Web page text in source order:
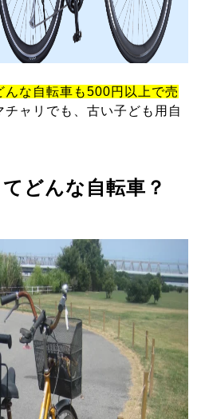
な自転車も500円以上で売
チャリでも、古い子ども用自
どんな自転車？